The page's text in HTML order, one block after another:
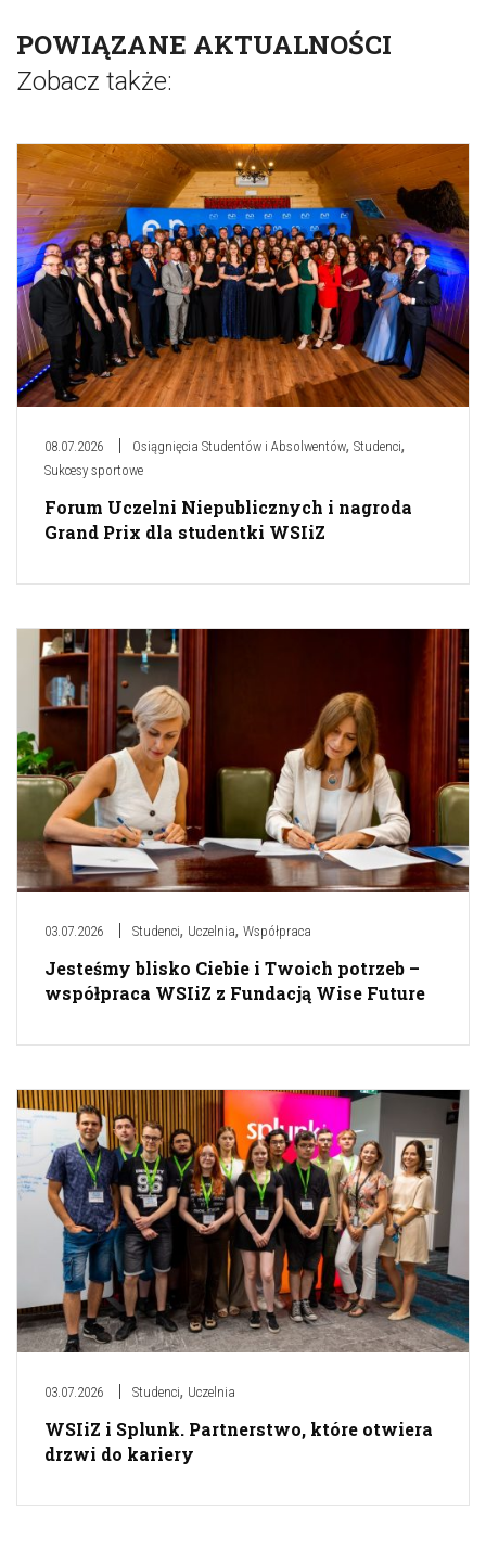
POWIĄZANE AKTUALNOŚCI
Zobacz także:
08.07.2026 Osiągnięcia Studentów i Absolwentów, Studenci,
Sukcesy sportowe
Forum Uczelni Niepublicznych i nagroda
Grand Prix dla studentki WSIiZ
03.07.2026 Studenci, Uczelnia, Współpraca
Jesteśmy blisko Ciebie i Twoich potrzeb –
współpraca WSIiZ z Fundacją Wise Future
03.07.2026 Studenci, Uczelnia
WSIiZ i Splunk. Partnerstwo, które otwiera
drzwi do kariery